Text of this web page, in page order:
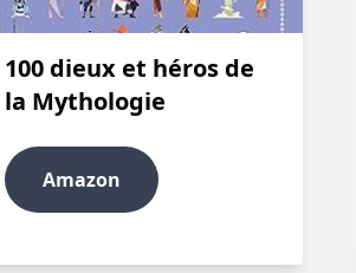
100 dieux et héros de
la Mythologie
Amazon